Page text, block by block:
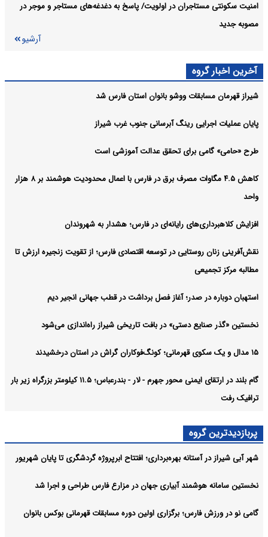
امنیت سکونتی مستاجران در اولویت/ پاسخ به دغدغه‌های مستاجر و‌ موجر در
مصوبه جدید
آرشیو
آخرین اخبار گروه
شیراز قهرمان مسابقات ووشو بانوان استان فارس شد
پایان عملیات اجرایی رینگ آبرسانی جنوب غرب شیراز
طرح «حامی» گامی برای تحقق عدالت آموزشی است
کاهش ۴.۵ مگاوات مصرف برق در فارس با اعمال محدودیت هوشمند بر ۸ هزار
واحد
افزایش کلاهبرداری‌های رایانه‌ای در فارس؛ هشدار به شهروندان
نقش‌آفرینی زنان روستایی در توسعه اقتصادی فارس؛ از تقویت زنجیره ارزش تا
مطالبه مرکز تجمیعی
استهبان دوباره در صدر؛ آغاز فصل برداشت در قطب جهانی انجیر دیم
نخستین «گذر صنایع دستی» در بافت تاریخی شیراز راه‌اندازی می‌شود
۱۵ مدال و یک سکوی قهرمانی؛ کونگ‌فوکاران گراش در استان درخشیدند
گام بلند در ارتقای ایمنی محور جهرم - لار - بندرعباس؛ ۱۱.۵ کیلومتر بزرگراه زیر بار
ترافیک رفت
پربازدیدترین گروه
شهر آبی شیراز در آستانه بهره‌برداری؛ افتتاح ابرپروژه گردشگری تا پایان شهریور
نخستین سامانه هوشمند آبیاری جهان در مزارع فارس طراحی و اجرا شد
گامی نو در ورزش فارس؛ برگزاری اولین دوره مسابقات قهرمانی بوکس بانوان